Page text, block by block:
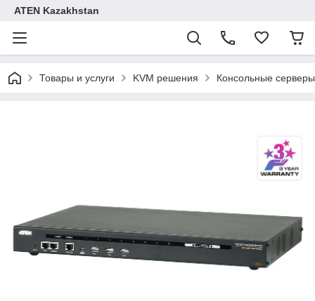
ATEN Kazakhstan
Товары и услуги KVM решения Консольные